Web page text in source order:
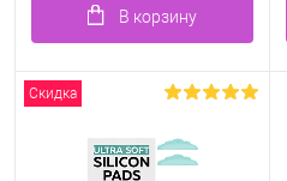
В корзину
Скидка